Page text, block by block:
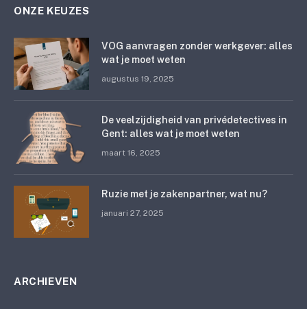
ONZE KEUZES
VOG aanvragen zonder werkgever: alles
wat je moet weten
augustus 19, 2025
De veelzijdigheid van privédetectives in
Gent: alles wat je moet weten
maart 16, 2025
Ruzie met je zakenpartner, wat nu?
januari 27, 2025
ARCHIEVEN